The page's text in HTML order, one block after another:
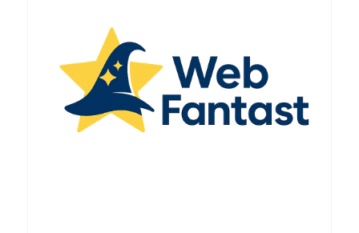
016 89 69 49
info@webfantast.be